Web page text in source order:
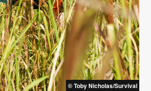
© Toby Nicholas/Survival